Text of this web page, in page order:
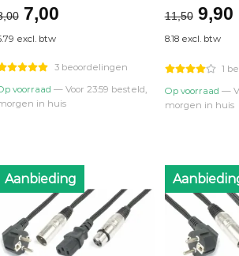
Oorspronkelijke
prijs
was:
€8,00.
7,00Huidige
€7,00.
excl. btw
3 beoordelingen
voorraad — Voor 23:59 besteld,
in huis
11,50
prijs
was:
9,90
8.18 excl. btw
1
Op voorraad —
morgen in huis
Aanbieding